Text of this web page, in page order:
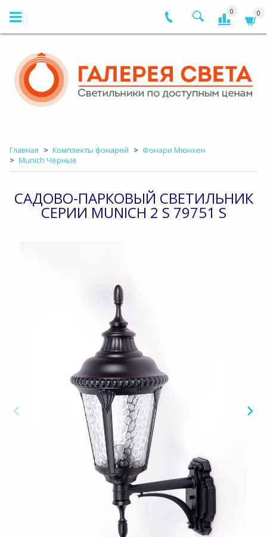
0 0
Главная Комплекты фонарей
Фонари Мюнхен
Munich Черные
САДОВО-ПАРКОВЫЙ СВЕТИЛЬНИК
СЕРИИ MUNICH 2 S 79751 S